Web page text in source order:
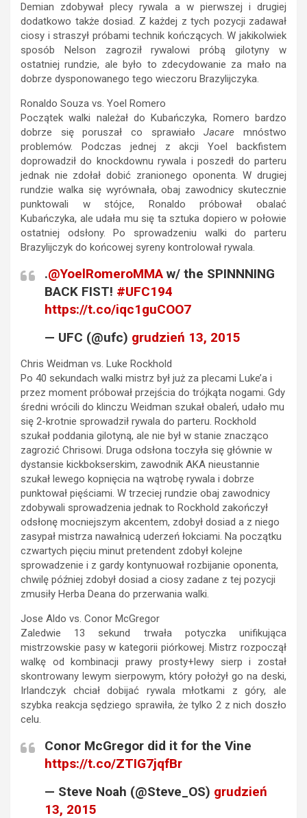
Demian zdobywał plecy rywala a w pierwszej i drugiej
dodatkowo także dosiad. Z każdej z tych pozycji zadawał
ciosy i straszył próbami technik kończących. W jakikolwiek
sposób Nelson zagroził rywalowi próbą gilotyny w
ostatniej rundzie, ale było to zdecydowanie za mało na
dobrze dysponowanego tego wieczoru Brazylijczyka.
Ronaldo Souza vs. Yoel Romero
Początek walki należał do Kubańczyka, Romero bardzo
dobrze się poruszał co sprawiałoJacare mnóstwo
problemów. Podczas jednej z akcji Yoel backfistem
doprowadził do knockdownu rywala i poszedł do parteru
jednak nie zdołał dobić zranionego oponenta. W drugiej
rundzie walka się wyrównała, obaj zawodnicy skutecznie
punktowali w stójce, Ronaldo próbował obalać
Kubańczyka, ale udała mu się ta sztuka dopiero w połowie
ostatniej odsłony. Po sprowadzeniu walki do parteru
Brazylijczyk do końcowej syreny kontrolował rywala.
.@YoelRomeroMMA w/ the SPINNNING
BACK FIST! #UFC194
https://t.co/iqc1guCOO7
— UFC (@ufc) grudzień 13, 2015
Chris Weidman vs. Luke Rockhold
Po 40 sekundach walki mistrz był już za plecami Luke’a i
przez moment próbował przejścia do trójkąta nogami. Gdy
średni wrócili do klinczu Weidman szukał obaleń, udało mu
się 2-krotnie sprowadził rywala do parteru. Rockhold
szukał poddania gilotyną, ale nie był w stanie znacząco
zagrozić Chrisowi. Druga odsłona toczyła się głównie w
dystansie kickbokserskim, zawodnik AKA nieustannie
szukał lewego kopnięcia na wątrobę rywala i dobrze
punktował pięściami. W trzeciej rundzie obaj zawodnicy
zdobywali sprowadzenia jednak to Rockhold zakończył
odsłonę mocniejszym akcentem, zdobył dosiad a z niego
zasypał mistrza nawałnicą uderzeń łokciami. Na początku
czwartych pięciu minut pretendent zdobył kolejne
sprowadzenie i z gardy kontynuował rozbijanie oponenta,
chwilę później zdobył dosiad a ciosy zadane z tej pozycji
zmusiły Herba Deana do przerwania walki.
Jose Aldo vs. Conor McGregor
Zaledwie 13 sekund trwała potyczka unifikująca
mistrzowskie pasy w kategorii piórkowej. Mistrz rozpoczął
walkę od kombinacji prawy prosty+lewy sierp i został
skontrowany lewym sierpowym, który położył go na deski,
Irlandczyk chciał dobijać rywala młotkami z góry, ale
szybka reakcja sędziego sprawiła, że tylko 2 z nich doszło
celu.
Conor McGregor did it for the Vine
https://t.co/ZTIG7jqfBr
— Steve Noah (@Steve_OS) grudzień
13, 2015